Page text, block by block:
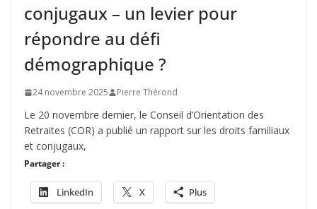
conjugaux – un levier pour
répondre au défi
démographique ?
24 novembre 2025 Pierre Thérond
Le 20 novembre dernier, le Conseil d’Orientation des
Retraites (COR) a publié un rapport sur les droits familiaux
et conjugaux,
Partager :
LinkedIn X Plus